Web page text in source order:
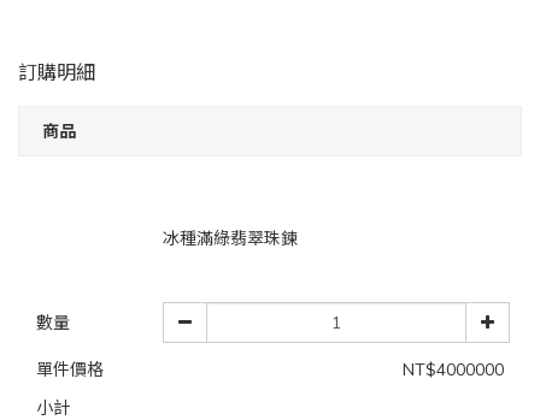
訂購明細
商品
冰種滿綠翡翠珠鍊
數量
單件價格
NT$4000000
小計